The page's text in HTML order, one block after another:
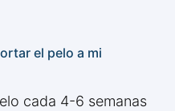
el pelo a mi
cada 4-6 semanas